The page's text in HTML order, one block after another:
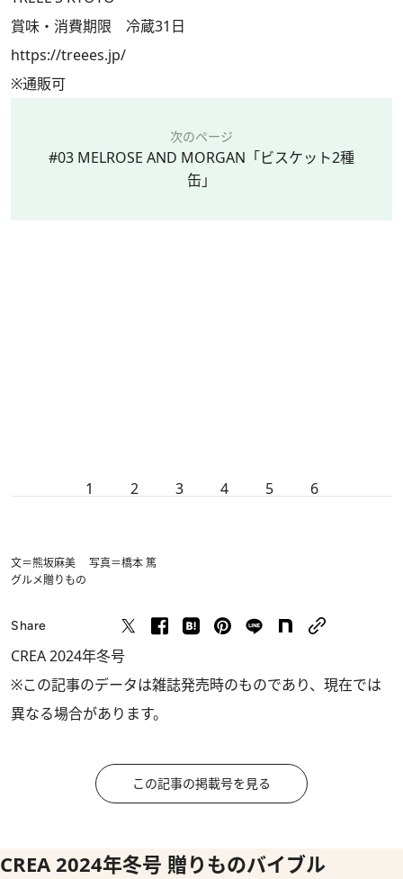
賞味・消費期限 冷蔵31日
https://treees.jp/
※通販可
次のページ
#03 MELROSE AND MORGAN「ビスケット2種
缶」
1 2 3 4 5 6
文＝熊坂麻美 写真＝橋本 篤
グルメ贈りもの
Share
CREA 2024年冬号
※この記事のデータは雑誌発売時のものであり、現在では
異なる場合があります。
この記事の掲載号を見る
CREA 2024年冬号 贈りものバイブル